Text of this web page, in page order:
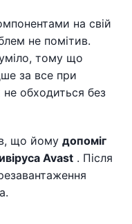
на свій
не помітив.
тому що
за все при
обходиться без
що йому допоміг
Avast . Після